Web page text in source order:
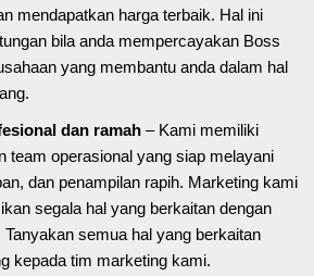
mendapatkan harga terbaik. Hal ini
bila anda mempercayakan Boss
yang membantu anda dalam hal
dan ramah – Kami memiliki
team operasional yang siap melayani
dan penampilan rapih. Marketing kami
segala hal yang berkaitan dengan
Tanyakan semua hal yang berkaitan
kepada tim marketing kami.